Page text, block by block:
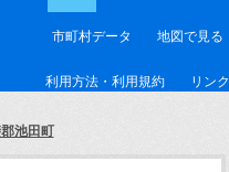
市町村データ 地図で見る
利用方法・利用規約 リンク
池田町